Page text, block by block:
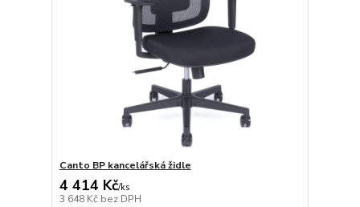
Canto BP kancelářská židle
4 414 Kč/ks
3 648 Kč bez DPH